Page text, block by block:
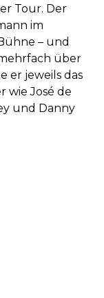
Tour. Der
im
– und
über
er jeweils das
wie José de
und Danny